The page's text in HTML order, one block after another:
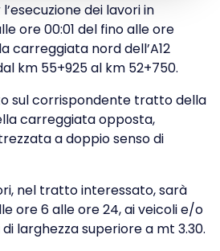
dei lavori in
ore 00:01 del fino alle ore
carreggiata nord dell’A12
km 55+925 al km 52+750.
sul corrispondente tratto della
carreggiata opposta,
a doppio senso di
nel tratto interessato, sarà
ore 6 alle ore 24, ai veicoli e/o
larghezza superiore a mt 3.30.